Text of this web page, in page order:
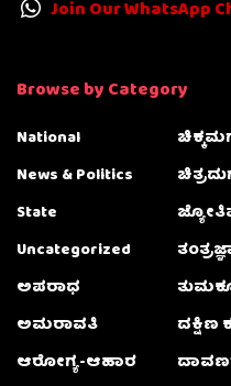
Join Our WhatsApp
Browse by Category
National
News & Politics
State
Uncategorized
ಅಪರಾಧ
ಅಮರಾವತಿ
ಆರೋಗ್ಯ-ಆಹಾರ
ದಕ್ಷಿಣ